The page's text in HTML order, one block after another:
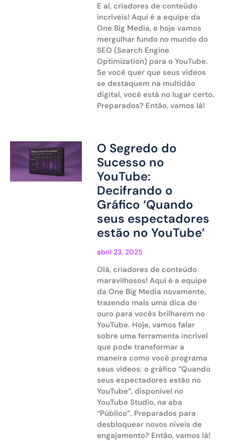
E aí, criadores de conteúdo
incríveis! Aqui é a equipe da
One Big Media, e hoje vamos
mergulhar fundo no mundo do
SEO (Search Engine
Optimization) para o YouTube.
Se você quer que seus vídeos
se destaquem na multidão
digital, você está no lugar certo.
Preparados? Então, vamos lá!
O Segredo do
Sucesso no
YouTube:
Decifrando o
Gráfico ‘Quando
seus espectadores
estão no YouTube’
abril 23, 2025
Olá, criadores de conteúdo
maravilhosos! Aqui é a equipe
da One Big Media novamente,
trazendo mais uma dica de
ouro para vocês brilharem no
YouTube. Hoje, vamos falar
sobre uma ferramenta incrível
que pode transformar a
maneira como você programa
seus vídeos: o gráfico “Quando
seus espectadores estão no
YouTube”, disponível no
YouTube Studio, na aba
“Público”. Preparados para
desbloquear novos níveis de
engajamento? Então, vamos lá!